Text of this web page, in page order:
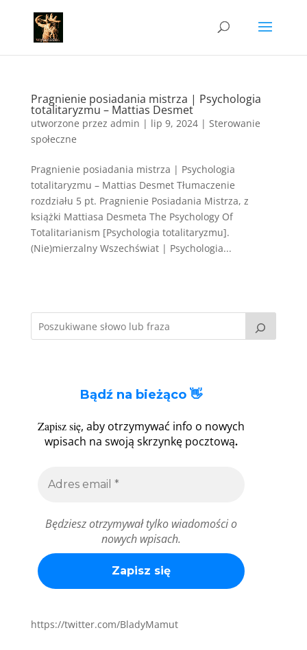
Pragnienie posiadania mistrza | Psychologia
totalitaryzmu – Mattias Desmet
utworzone przez admin | lip 9, 2024| Sterowanie
społeczne
Pragnienie posiadania mistrza | Psychologia
totalitaryzmu – Mattias Desmet Tłumaczenie
rozdziału 5 pt. Pragnienie Posiadania Mistrza, z
książki Mattiasa Desmeta The Psychology Of
Totalitarianism [Psychologia totalitaryzmu].
(Nie)mierzalny Wszechświat | Psychologia...
Bądź na bieżąco 👋
Zapisz się, aby otrzymywać info o nowych
wpisach na swoją skrzynkę pocztową.
Będziesz otrzymywał tylko wiadomości o
nowych wpisach.
https://twitter.com/BladyMamut